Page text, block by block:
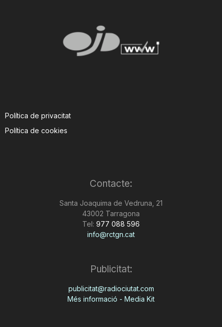
Política de privacitat
Política de cookies
Contacte:
Santa Joaquima de Vedruna, 21
43002 Tarragona
Tel: 977 088 596
info@rctgn.cat
Publicitat:
publicitat@radiociutat.com
Més informació - Media Kit